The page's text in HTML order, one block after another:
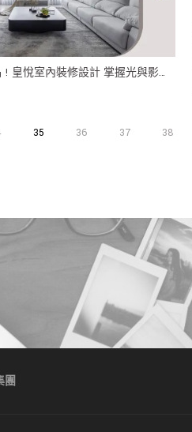
! 皇悅室內裝修設計 掌握光與影的
逐一填入生活機能象限
35 36 37 38
團